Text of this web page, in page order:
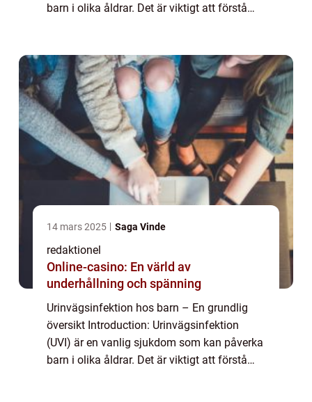
barn i olika åldrar. Det är viktigt att förstå
14 mars 2025 Saga Vinde
redaktionel
Online-casino: En värld av
underhållning och spänning
Urinvägsinfektion hos barn – En grundlig
översikt Introduction: Urinvägsinfektion
(UVI) är en vanlig sjukdom som kan påverka
barn i olika åldrar. Det är viktigt att förstå